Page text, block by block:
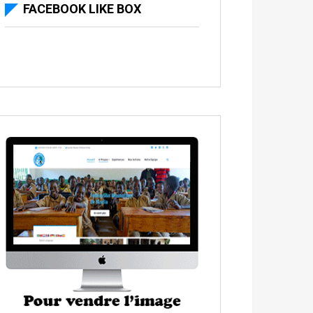
FACEBOOK LIKE BOX